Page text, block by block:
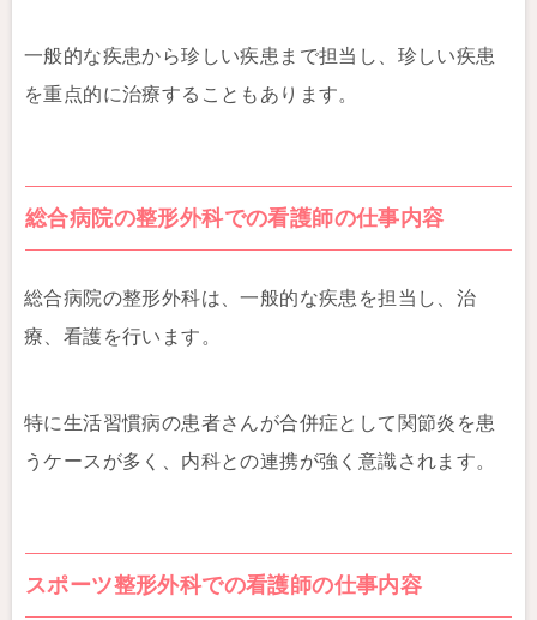
一般的な疾患から珍しい疾患まで担当し、珍しい疾患
を重点的に治療することもあります。
総合病院の整形外科での看護師の仕事内容
総合病院の整形外科は、一般的な疾患を担当し、治
療、看護を行います。
特に生活習慣病の患者さんが合併症として関節炎を患
うケースが多く、内科との連携が強く意識されます。
スポーツ整形外科での看護師の仕事内容